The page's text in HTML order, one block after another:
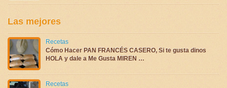
Las mejores
Recetas
Cómo Hacer PAN FRANCÉS CASERO, Si te gusta dinos
HOLA y dale a Me Gusta MIREN …
Recetas